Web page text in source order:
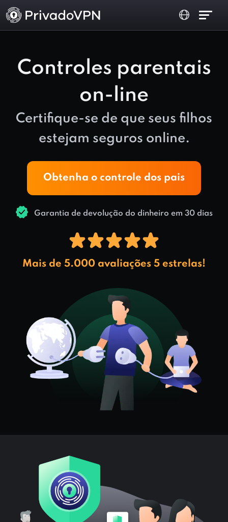
Controles parentais
on-line
Certifique-se de que seus filhos
estejam seguros online.
Obtenha o controle dos pais
Garantia de devolução do dinheiro em 30 dias
Mais de 5.000 avaliações 5 estrelas!